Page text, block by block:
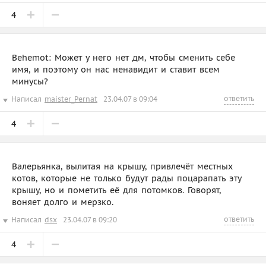
4
Behemot: Может у него нет дм, чтобы сменить себе
имя, и поэтому он нас ненавидит и ставит всем
минусы?
Написал maister_Pernat 23.04.07 в 09:04 ответить
4
Валерьянка, вылитая на крышу, привлечёт местных
котов, которые не только будут рады поцарапать эту
крышу, но и пометить её для потомков. Говорят,
воняет долго и мерзко.
Написал dsx 23.04.07 в 09:20 ответить
4